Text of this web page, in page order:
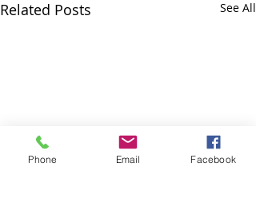
Related Posts See All
Phone Email Facebook